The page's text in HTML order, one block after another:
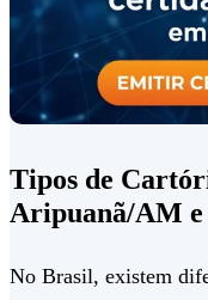
Tipos de
Aripuanã/AM e
No Brasil, existem